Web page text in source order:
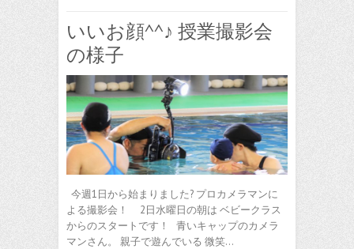
いいお顔^^♪ 授業撮影会
の様子
今週1日から始まりました? プロカメラマンに
よる撮影会！ 2日水曜日の朝は ベビークラス
からのスタートです！ 青いキャップのカメラ
マンさん。 親子で遊んでいる 微笑…